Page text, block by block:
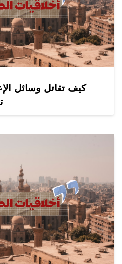
كيف تقاتل وسائل